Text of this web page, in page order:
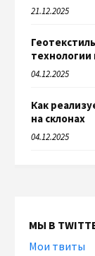
21.12.2025
04.12.2025
Как
на склонах
04.12.2025
МЫ В
Мои твиты